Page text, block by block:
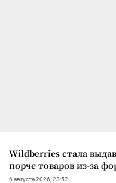
Wildberries стала
порче товаров из-за
6 августа 2026, 23:52